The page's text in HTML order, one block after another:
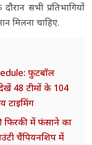
सभी प्रतिभागियों
मिलना चाहिए.
फुटबॉल
48 टीमों के 104
टाइमिंग
फिरकी में फंसाने का
चैंपियनशिप में